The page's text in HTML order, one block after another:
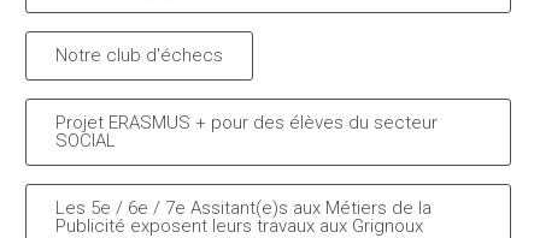
Notre club d'échecs
Projet ERASMUS + pour des élèves du secteur
SOCIAL
Les 5e / 6e / 7e Assitant(e)s aux Métiers de la
Publicité exposent leurs travaux aux Grignoux